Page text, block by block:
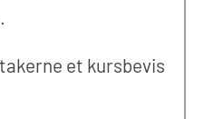
et kursbevis